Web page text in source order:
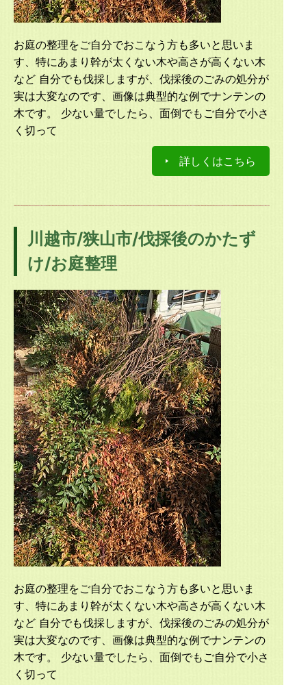
お庭の整理をご自分でおこなう方も多いと思いま
す、特にあまり幹が太くない木や高さが高くない木
など 自分でも伐採しますが、伐採後のごみの処分が
実は大変なのです、画像は典型的な例でナンテンの
木です。 少ない量でしたら、面倒でもご自分で小さ
く切って
詳しくはこちら
川越市/狭山市/伐採後のかたず
け/お庭整理
お庭の整理をご自分でおこなう方も多いと思いま
す、特にあまり幹が太くない木や高さが高くない木
など 自分でも伐採しますが、伐採後のごみの処分が
実は大変なのです、画像は典型的な例でナンテンの
木です。 少ない量でしたら、面倒でもご自分で小さ
く切って